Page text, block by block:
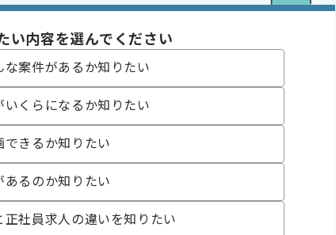
れば申し込み可能なケースもございます！まずはお気軽にご相談ください！
スメの案件です。
い内容を選んでください
な案件があるか知りたい
いくらになるか知りたい
できるか知りたい
あるのか知りたい
正社員求人の違いを知りたい